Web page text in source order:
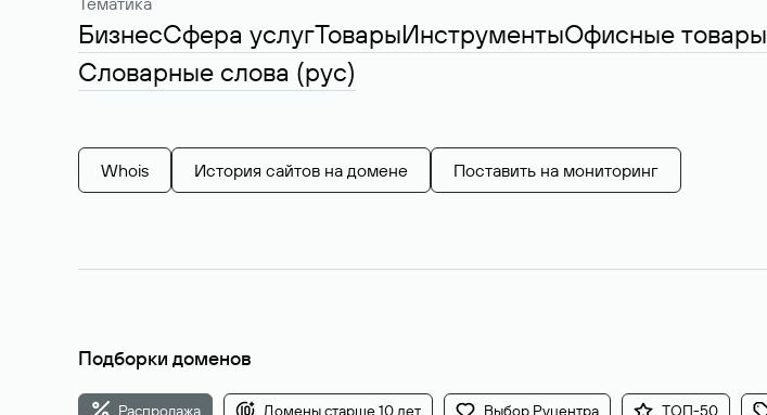
БизнесСфера услугТоварыИнструментыОфисные товары
Словарные слова (рус)
Whois История сайтов на домене Поставить на мониторинг
Подборки доменов
Распродажа Домены старше 10 лет Выбор Руцентра ТОП-50